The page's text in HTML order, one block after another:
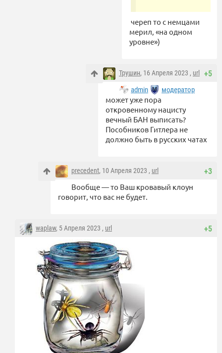
череп то с немцами
мерил, «на одном
уровне»)
+5
Трушин, 16 Апреля 2023 , url
admin модератор
может уже пора
откровенному нацисту
вечный БАН выписать?
Пособников Гитлера не
должно быть в русских чатах
+3
precedent, 10 Апреля 2023 , url
Вообще — то Ваш кровавый клоун
говорит, что вас не будет.
+5
waplaw, 5 Апреля 2023 , url